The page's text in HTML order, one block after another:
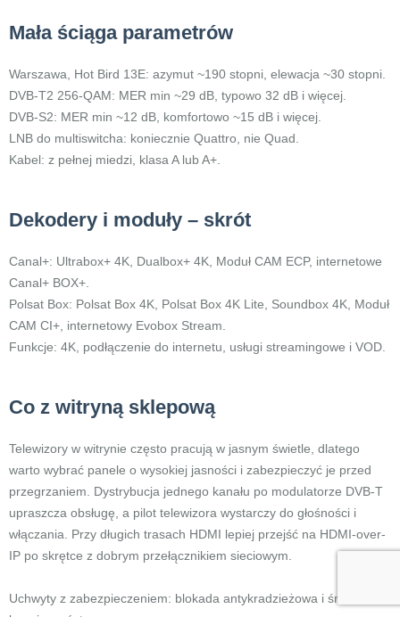
Mała ściąga parametrów
Warszawa, Hot Bird 13E: azymut ~190 stopni, elewacja ~30 stopni.
DVB-T2 256-QAM: MER min ~29 dB, typowo 32 dB i więcej.
DVB-S2: MER min ~12 dB, komfortowo ~15 dB i więcej.
LNB do multiswitcha: koniecznie Quattro, nie Quad.
Kabel: z pełnej miedzi, klasa A lub A+.
Dekodery i moduły – skrót
Canal+: Ultrabox+ 4K, Dualbox+ 4K, Moduł CAM ECP, internetowe
Canal+ BOX+.
Polsat Box: Polsat Box 4K, Polsat Box 4K Lite, Soundbox 4K, Moduł
CAM CI+, internetowy Evobox Stream.
Funkcje: 4K, podłączenie do internetu, usługi streamingowe i VOD.
Co z witryną sklepową
Telewizory w witrynie często pracują w jasnym świetle, dlatego
warto wybrać panele o wysokiej jasności i zabezpieczyć je przed
przegrzaniem. Dystrybucja jednego kanału po modulatorze DVB-T
upraszcza obsługę, a pilot telewizora wystarczy do głośności i
włączania. Przy długich trasach HDMI lepiej przejść na HDMI-over-
IP po skrętce z dobrym przełącznikiem sieciowym.
Uchwyty z zabezpieczeniem: blokada antykradzieżowa i śruba